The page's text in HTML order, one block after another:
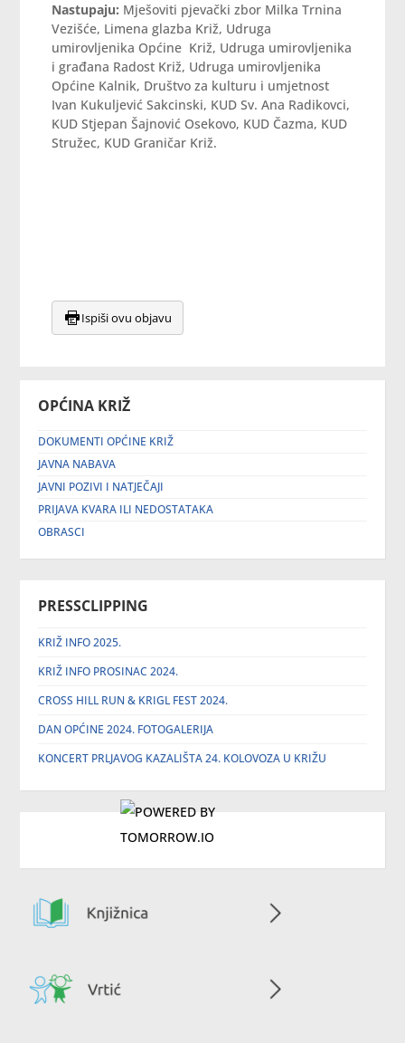
OPĆINA KRIŽ
DOKUMENTI OPĆINE KRIŽ
JAVNA NABAVA
JAVNI POZIVI I NATJEČAJI
PRIJAVA KVARA ILI NEDOSTATAKA
OBRASCI
PRESSCLIPPING
KRIŽ INFO 2025.
KRIŽ INFO PROSINAC 2024.
CROSS HILL RUN & KRIGL FEST 2024.
DAN OPĆINE 2024. FOTOGALERIJA
KONCERT PRLJAVOG KAZALIŠTA 24. KOLOVOZA U KRIŽU
Nastupaju: Mješoviti pjevački zbor Milka Trnina
Vezišće, Limena glazba Križ, Udruga
umirovljenika Općine Križ, Udruga umirovljenika
i građana Radost Križ, Udruga umirovljenika
Općine Kalnik, Društvo za kulturu i umjetnost
Ivan Kukuljević Sakcinski, KUD Sv. Ana Radikovci,
KUD Stjepan Šajnović Osekovo, KUD Čazma, KUD
Stružec, KUD Graničar Križ.
Ispiši ovu objavu